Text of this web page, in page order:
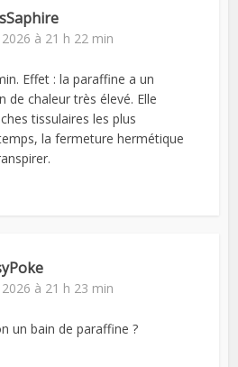
à 21 h 22 min
Effet : la paraffine a un
de chaleur très élevé. Elle
tissulaires les plus
la fermeture hermétique
à 21 h 23 min
un bain de paraffine ?